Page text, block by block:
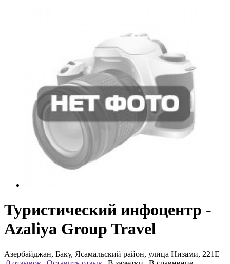
Туристический инфоцентр -
Azaliya Group Travel
Азербайджан, Баку, Ясамальский район, улица Низами, 221E